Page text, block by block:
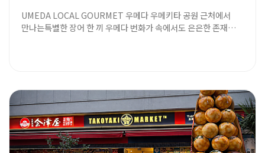
UMEDA LOCAL GOURMET 우메다 우메키타 공원 근처에서
만나는특별한 장어 한 끼 우메다 번화가 속에서도 은은한 존재…